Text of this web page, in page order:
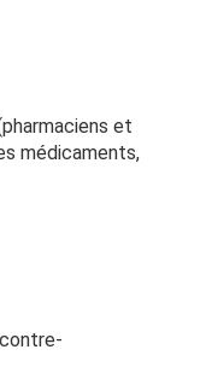
et
médicaments,